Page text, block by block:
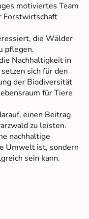
motiviertes Team
Forstwirtschaft
die Wälder
pflegen.
Nachhaltigkeit in
sich für den
der Biodiversität
für Tiere
einen Beitrag
zu leisten.
nachhaltige
Umwelt ist, sondern
sein kann.